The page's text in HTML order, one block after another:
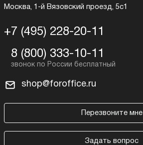
Москва, 1-й Вязовский проезд, 5с1
+7 (495) 228-20-11
8 (800) 333-10-11
shop@foroffice.ru
Перезвоните мне
Задать вопрос